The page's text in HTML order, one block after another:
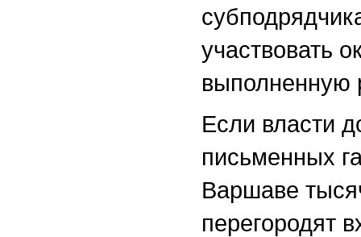
участвовать
выполненную
Если власти
письменных
Варшаве
перегородят